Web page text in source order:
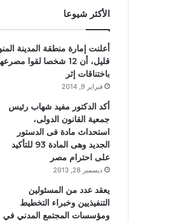
الأكثر شيوعا
أعلنت إمارة منطقة المدينة
باختناقات إثر
فبراير 9, 2014
أكد الدكتور مفيد شهاب رئيس
جمعية القانون الدولى،
استحداث مادة فى الدستور
الجديد وهى المادة 93 للتأكيد
على احترام مصر
ديسمبر 28, 2013
يعقد عدد من المسئولين
التنفيذيين وخبراء التخطيط
ومؤسسات المجتمع المدني في